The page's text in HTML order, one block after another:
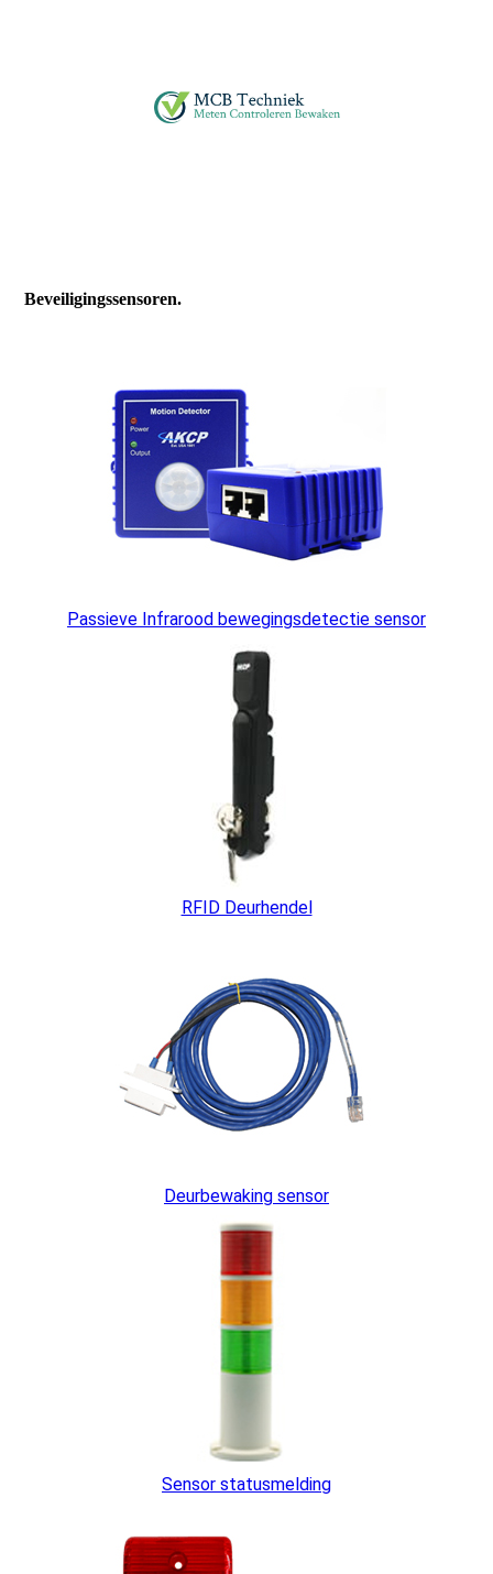
Beveiligingssensoren.
Passieve Infrarood bewegingsdetectie sensor
RFID Deurhendel
Deurbewaking sensor
Sensor statusmelding